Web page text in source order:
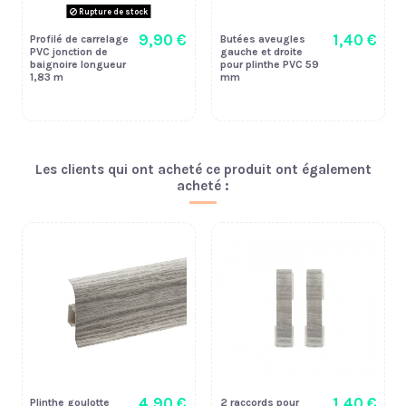
Rupture de stock
Profilé de carrelage
PVC jonction de
baignoire longueur
1,83 m
9,90 €
Butées aveugles
gauche et droite
pour plinthe PVC 59
mm
1,40 €
Les clients qui ont acheté ce produit ont également
acheté :
Plinthe goulotte 2 raccords pour